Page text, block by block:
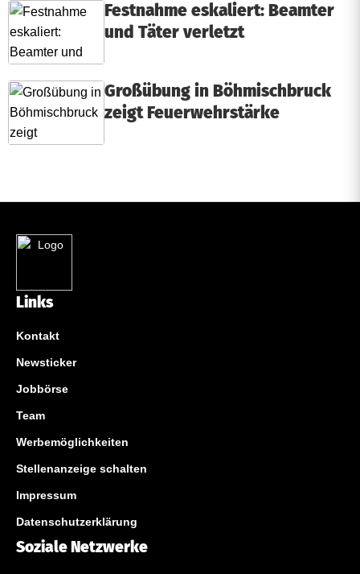
Festnahme eskaliert: Beamter
und Täter verletzt
Großübung in Böhmischbruck
zeigt Feuerwehrstärke
Links
Kontakt
Newsticker
Jobbörse
Team
Werbemöglichkeiten
Stellenanzeige schalten
Impressum
Datenschutzerklärung
Soziale Netzwerke